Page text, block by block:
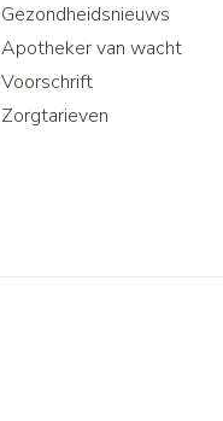
Gezondheidsnieuws
Apotheker van wacht
Voorschrift
Zorgtarieven